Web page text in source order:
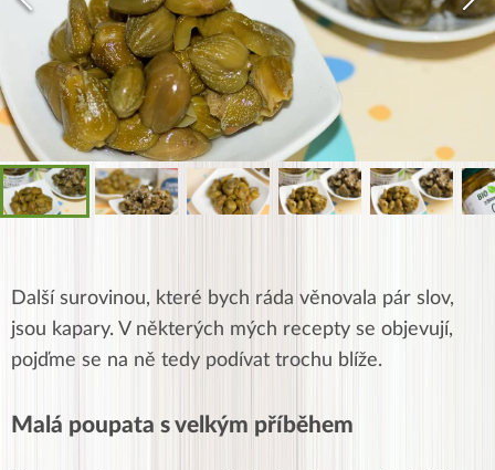
Další surovinou, které bych ráda věnovala pár slov,
jsou kapary. V některých mých recepty se objevují,
pojďme se na ně tedy podívat trochu blíže.
Malá poupata s velkým příběhem